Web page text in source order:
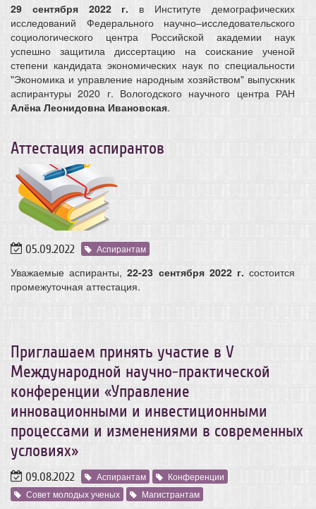
29 сентября 2022 г. в Институте демографических
исследований Федерального научно–исследовательского
социологического центра Российской академии наук
успешно защитила диссертацию на соискание ученой
степени кандидата экономических наук по специальности
"Экономика и управление народным хозяйством" выпускник
аспирантуры 2020 г. Вологодского научного центра РАН
Алёна Леонидовна Ивановская.
Аттестация аспирантов
05.09.2022 Аспирантам
Уважаемые аспиранты,22-23 сентября 2022 г.состоится
промежуточная аттестация.
Приглашаем принять участие в V
Международной научно-практической
конференции «Управление
инновационными и инвестиционными
процессами и изменениями в современных
условиях»
09.08.2022 Аспирантам
Конференции
Совет молодых ученых
Магистрантам